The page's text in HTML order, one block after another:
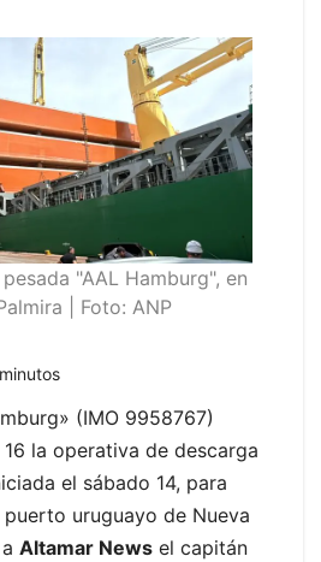
"AAL Hamburg", en
| Foto: ANP
minutos
(IMO 9958767)
la operativa de descarga
el sábado 14, para
puerto uruguayo de Nueva
Altamar News el capitán